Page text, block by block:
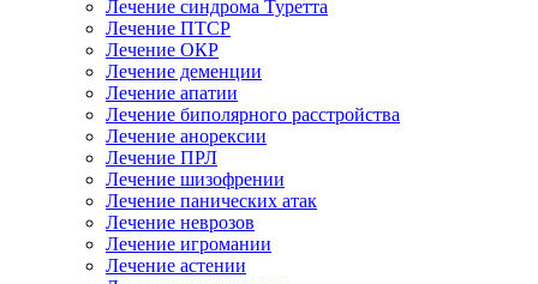
Лечение синдрома Туретта
Лечение ПТСР
Лечение ОКР
Лечение деменции
Лечение апатии
Лечение биполярного расстройства
Лечение анорексии
Лечение ПРЛ
Лечение шизофрении
Лечение панических атак
Лечение неврозов
Лечение игромании
Лечение астении